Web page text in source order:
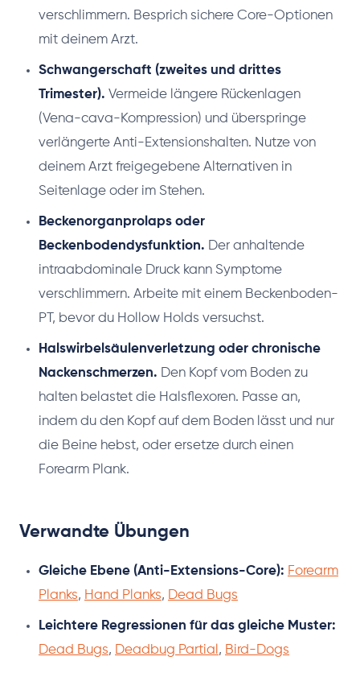
verschlimmern. Besprich sichere Core-Optionen
mit deinem Arzt.
Schwangerschaft (zweites und drittes
Trimester). Vermeide längere Rückenlagen
(Vena-cava-Kompression) und überspringe
verlängerte Anti-Extensionshalten. Nutze von
deinem Arzt freigegebene Alternativen in
Seitenlage oder im Stehen.
Beckenorganprolaps oder
Beckenbodendysfunktion. Der anhaltende
intraabdominale Druck kann Symptome
verschlimmern. Arbeite mit einem Beckenboden-
PT, bevor du Hollow Holds versuchst.
Halswirbelsäulenverletzung oder chronische
Nackenschmerzen. Den Kopf vom Boden zu
halten belastet die Halsflexoren. Passe an,
indem du den Kopf auf dem Boden lässt und nur
die Beine hebst, oder ersetze durch einen
Forearm Plank.
Verwandte Übungen
Gleiche Ebene (Anti-Extensions-Core): Forearm
Planks, Hand Planks, Dead Bugs
Leichtere Regressionen für das gleiche Muster:
Dead Bugs, Deadbug Partial , Bird-Dogs